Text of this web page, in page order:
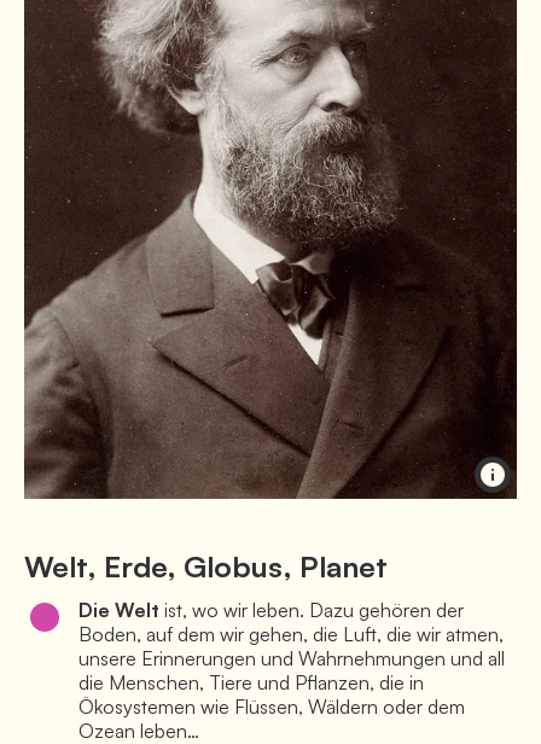
Welt, Erde, Globus, Planet
Die Welt ist, wo wir leben. Dazu gehören der
Boden, auf dem wir gehen, die Luft, die wir atmen,
unsere Erinnerungen und Wahrnehmungen und all
die Menschen, Tiere und Pflanzen, die in
Ökosystemen wie Flüssen, Wäldern oder dem
Ozean leben…